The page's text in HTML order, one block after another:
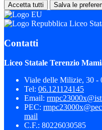
Accetta tutti Salva le
Liceo
Contatti
Liceo Statale Terenzio
Viale delle Milizie, 30 -
Tel: 06.121124145
Email:
PEC:
mail
C.F.: 80226030585